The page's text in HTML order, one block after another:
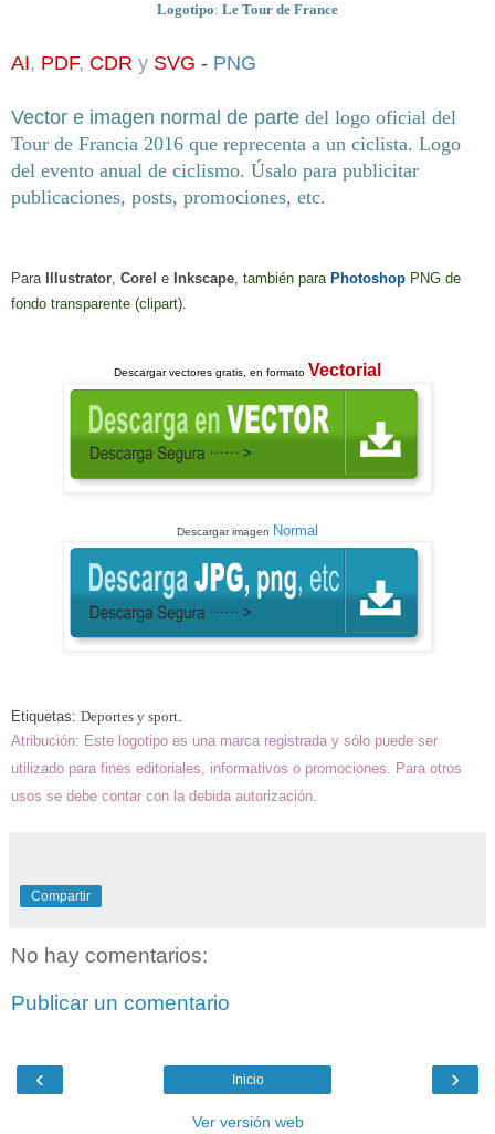
Logotipo: Le Tour de France
AI, PDF, CDR y SVG - PNG
Vector e imagen normal de parte del logo oficial del
Tour de Francia 2016 que reprecenta a un ciclista. Logo
del evento anual de ciclismo. Úsalo para publicitar
publicaciones, posts, promociones, etc.
Para Illustrator Corel e Inkscape , también para Photoshop PNG de
fondo transparente (clipart)
Descargarvectores gratis, en formato Vectorial
Descargar imagen Normal
Etiquetas: Deportes y sport
Atribución: Este logotipo es una marca registrada y sólo puede ser
utilizado para fines editoriales, informativos o promociones. Para otros
usos se debe contar con la debida autorización.
Compartir
No hay comentarios:
Publicar un comentario
‹ ›
Inicio
Ver versión web